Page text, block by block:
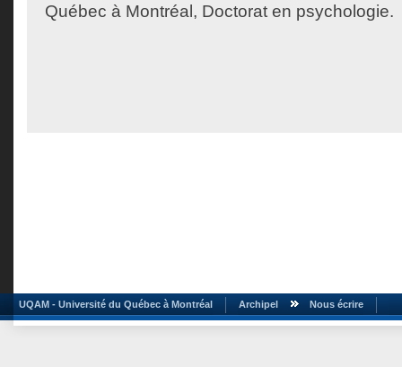
Québec à Montréal, Doctorat en psychologie.
UQAM - Université du Québec à Montréal Archipel Nous écrire